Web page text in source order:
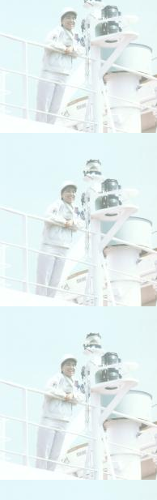
の「内航海運新聞」広告